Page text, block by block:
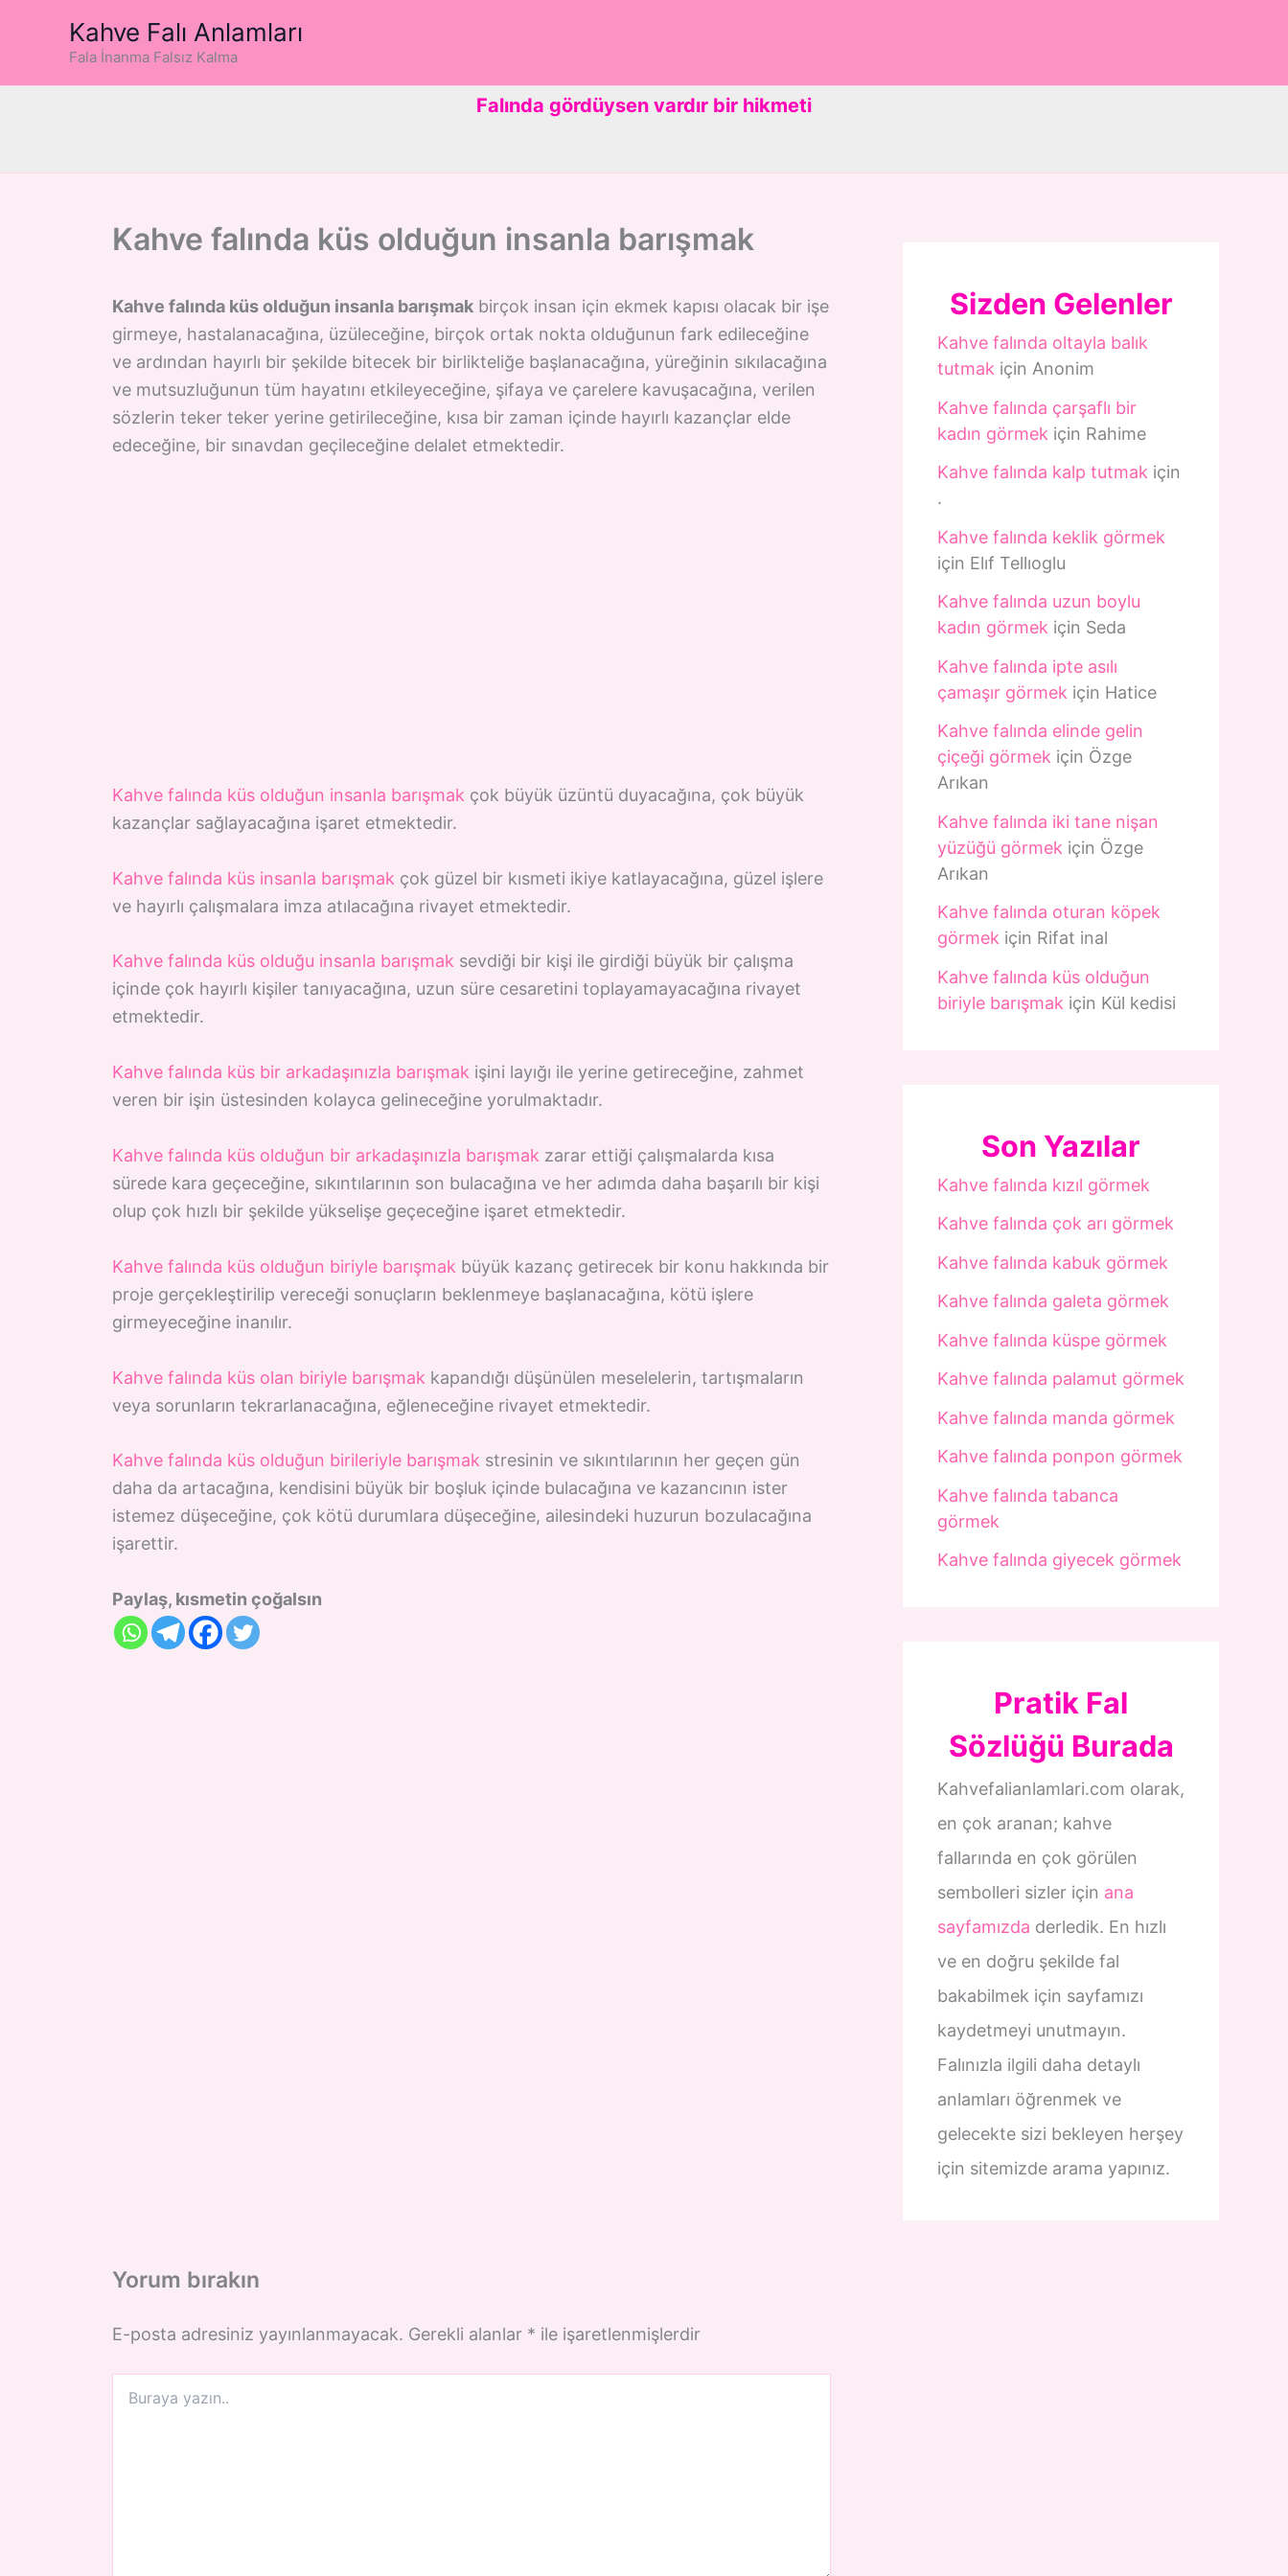
Kahve Falı Anlamları
Fala İnanma Falsız Kalma
Falında gördüysen vardır bir hikmeti
Kahve falında küs olduğun insanla barışmak
Kahve falında küs olduğun insanla barışmak birçok insan için ekmek kapısı olacak bir işe
girmeye, hastalanacağına, üzüleceğine, birçok ortak nokta olduğunun fark edileceğine
ve ardından hayırlı bir şekilde bitecek bir birlikteliğe başlanacağına, yüreğinin sıkılacağına
ve mutsuzluğunun tüm hayatını etkileyeceğine, şifaya ve çarelere kavuşacağına, verilen
sözlerin teker teker yerine getirileceğine, kısa bir zaman içinde hayırlı kazançlar elde
edeceğine, bir sınavdan geçileceğine delalet etmektedir.
Kahve falında küs olduğun insanla barışmak çok büyük üzüntü duyacağına, çok büyük
kazançlar sağlayacağına işaret etmektedir.
Kahve falında küs insanla barışmak çok güzel bir kısmeti ikiye katlayacağına, güzel işlere
ve hayırlı çalışmalara imza atılacağına rivayet etmektedir.
Kahve falında küs olduğu insanla barışmak sevdiği bir kişi ile girdiği büyük bir çalışma
içinde çok hayırlı kişiler tanıyacağına, uzun süre cesaretini toplayamayacağına rivayet
etmektedir.
Kahve falında küs bir arkadaşınızla barışmak işini layığı ile yerine getireceğine, zahmet
veren bir işin üstesinden kolayca gelineceğine yorulmaktadır.
Kahve falında küs olduğun bir arkadaşınızla barışmak zarar ettiği çalışmalarda kısa
sürede kara geçeceğine, sıkıntılarının son bulacağına ve her adımda daha başarılı bir kişi
olup çok hızlı bir şekilde yükselişe geçeceğine işaret etmektedir.
Kahve falında küs olduğun biriyle barışmak büyük kazanç getirecek bir konu hakkında bir
proje gerçekleştirilip vereceği sonuçların beklenmeye başlanacağına, kötü işlere
girmeyeceğine inanılır.
Kahve falında küs olan biriyle barışmak kapandığı düşünülen meselelerin, tartışmaların
veya sorunların tekrarlanacağına, eğleneceğine rivayet etmektedir.
Kahve falında küs olduğun birileriyle barışmak stresinin ve sıkıntılarının her geçen gün
daha da artacağına, kendisini büyük bir boşluk içinde bulacağına ve kazancının ister
istemez düşeceğine, çok kötü durumlara düşeceğine, ailesindeki huzurun bozulacağına
işarettir.
Paylaş, kısmetin çoğalsın
Yorum bırakın
E-posta adresiniz yayınlanmayacak. Gerekli alanlar * ile işaretlenmişlerdir
yazın..
Sizden Gelenler
Kahve falında oltayla balık
tutmak için Anonim
Kahve falında çarşaflı bir
kadın görmek için Rahime
Kahve falında kalp tutmak için
.
Kahve falında keklik görmek
için Elıf Tellıoglu
Kahve falında uzun boylu
kadın görmek için Seda
Kahve falında ipte asılı
çamaşır görmek için Hatice
Kahve falında elinde gelin
çiçeği görmek için Özge
Arıkan
Kahve falında iki tane nişan
yüzüğü görmek için Özge
Arıkan
Kahve falında oturan köpek
görmek için Rifat inal
Kahve falında küs olduğun
biriyle barışmak için Kül kedisi
Son Yazılar
Kahve falında kızıl görmek
Kahve falında çok arı görmek
Kahve falında kabuk görmek
Kahve falında galeta görmek
Kahve falında küspe görmek
Kahve falında palamut görmek
Kahve falında manda görmek
Kahve falında ponpon görmek
Kahve falında tabanca
görmek
Kahve falında giyecek görmek
Pratik Fal
Sözlüğü Burada
Kahvefalianlamlari.com olarak,
en çok aranan; kahve
fallarında en çok görülen
sembolleri sizler için ana
sayfamızda derledik. En hızlı
ve en doğru şekilde fal
bakabilmek için sayfamızı
kaydetmeyi unutmayın.
Falınızla ilgili daha detaylı
anlamları öğrenmek ve
gelecekte sizi bekleyen herşey
için sitemizde arama yapınız.